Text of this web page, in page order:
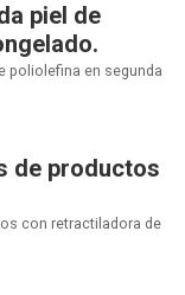
piel de
poliolefina en segunda
de productos
con retractiladora de